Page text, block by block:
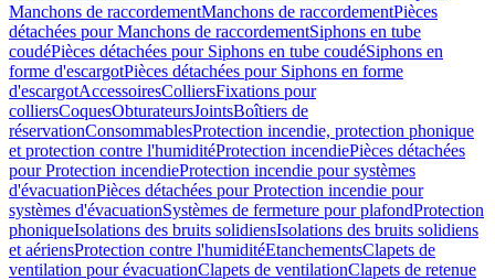
Manchons de raccordementManchons de raccordementPièces
détachées pour Manchons de raccordementSiphons en tube
coudéPièces détachées pour Siphons en tube coudéSiphons en
forme d'escargotPièces détachées pour Siphons en forme
d'escargotAccessoiresColliersFixations pour
colliersCoquesObturateursJointsBoîtiers de
réservationConsommablesProtection incendie, protection phonique
et protection contre l'humiditéProtection incendiePièces détachées
pour Protection incendieProtection incendie pour systèmes
d'évacuationPièces détachées pour Protection incendie pour
systèmes d'évacuationSystèmes de fermeture pour plafondProtection
phoniqueIsolations des bruits solidiensIsolations des bruits solidiens
et aériensProtection contre l'humiditéEtanchementsClapets de
ventilation pour évacuationClapets de ventilationClapets de retenue